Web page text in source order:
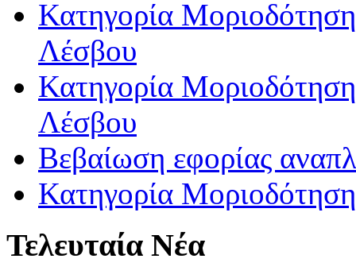
Κατηγορία
Λέσβου
Κατηγορία
Λέσβου
Βεβαίωση εφορίας
Κατηγορία
Τελευταία Νέα